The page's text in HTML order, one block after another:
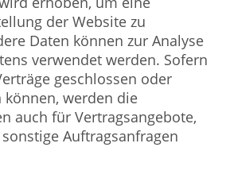
der Website zu
Daten können zur Analyse
verwendet werden. Sofern
geschlossen oder
werden die
auch für Vertragsangebote,
Auftragsanfragen